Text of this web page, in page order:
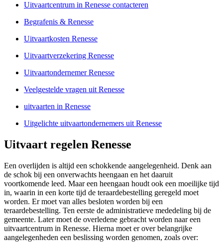
Uitvaartcentrum in Renesse contacteren
Begrafenis & Renesse
Uitvaartkosten Renesse
Uitvaartverzekering Renesse
Uitvaartondernemer Renesse
Veelgestelde vragen uit Renesse
uitvaarten in Renesse
Uitgelichte uitvaartondernemers uit Renesse
Uitvaart regelen Renesse
Een overlijden is altijd een schokkende aangelegenheid. Denk aan
de schok bij een onverwachts heengaan en het daaruit
voortkomende leed. Maar een heengaan houdt ook een moeilijke tijd
in, waarin in een korte tijd de teraardebestelling geregeld moet
worden. Er moet van alles besloten worden bij een
teraardebestelling. Ten eerste de administratieve mededeling bij de
gemeente. Later moet de overledene gebracht worden naar een
uitvaartcentrum in Renesse. Hierna moet er over belangrijke
aangelegenheden een beslissing worden genomen, zoals over: